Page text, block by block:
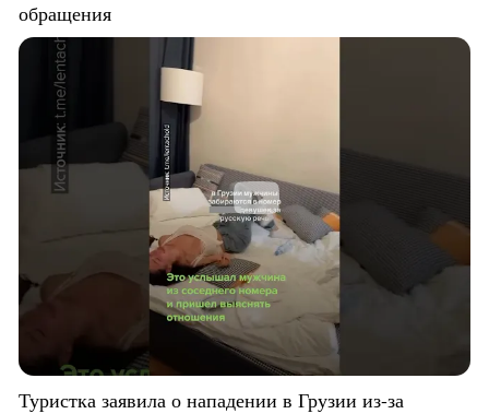
обращения
Туристка заявила о нападении в Грузии из-за